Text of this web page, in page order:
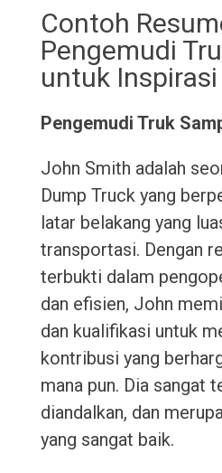
Contoh
Pengemudi
untuk Inspirasi
Pengemudi Truk
John Smith adalah
Dump Truck yang
latar belakang yang
transportasi. Dengan
terbukti dalam
dan efisien, John
dan kualifikasi untuk
kontribusi yang
mana pun. Dia sangat
diandalkan, dan
yang sangat baik.